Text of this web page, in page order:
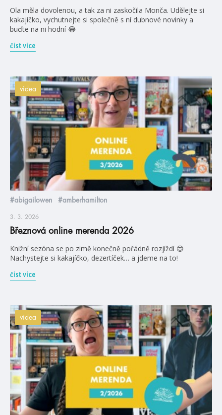
Ola měla dovolenou, a tak za ni zaskočila Monča. Udělejte si
kakajíčko, vychutnejte si společně s ní dubnové novinky a
buďte na ni hodní 😂
číst více
videa
#abigailowen #amberhamilton
3. 3. 2026
Březnová online merenda 2026
Knižní sezóna se po zimě konečně pořádně rozjíždí 😍
Nachystejte si kakajíčko, dezertíček… a jdeme na to!
číst více
videa